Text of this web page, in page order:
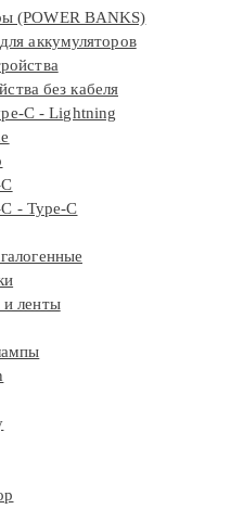
(POWER BANKS)
аккумуляторов
без кабеля
C - Lightning
- Type-C
и ленты